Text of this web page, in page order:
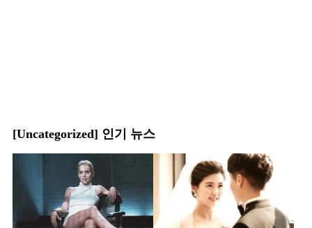
[Uncategorized] 인기 뉴스